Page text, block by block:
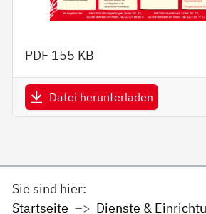
PDF 155 KB
Datei herunterladen
Sie sind hier:
Startseite
Dienste &